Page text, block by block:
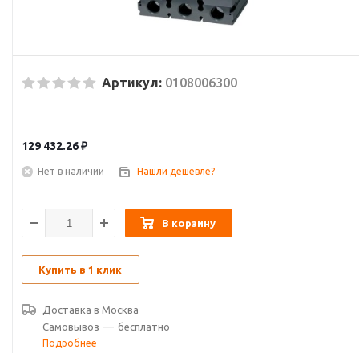
Артикул: 0108006300
129 432.26₽
Нет в наличии Нашли дешевле?
В корзину
Купить в 1 клик
Доставка в Москва
Самовывоз — бесплатно
Подробнее